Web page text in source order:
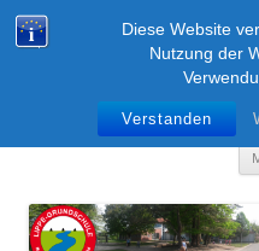
Diese Website
Nutzung der
Verstanden
Inhalt
springen Lippe-
Boke –